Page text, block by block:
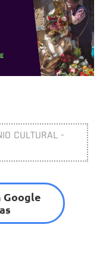
CULTURAL -
Google